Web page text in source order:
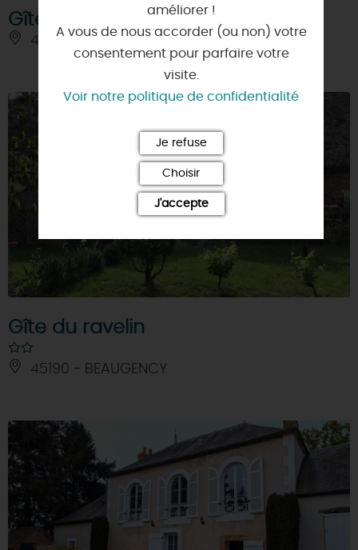
Gîte du Cheval Rouge
45110 - SIGLOY
Gîte du ravelin
45190 - BEAUGENCY
améliorer !
A vous de nous accorder (ou non) votre
consentement pour parfaire votre
visite.
Voir notre politique de confidentialité
Je refuse
Choisir
J'accepte